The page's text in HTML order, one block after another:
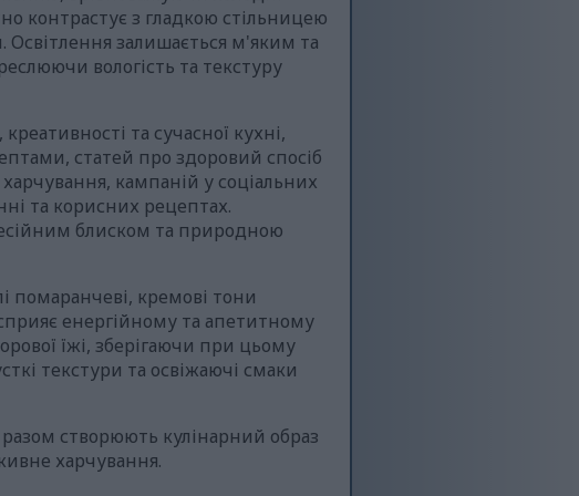
контрастує з гладкою стільницею
залишається м'яким та
вологість та текстуру
та сучасної кухні,
статей про здоровий спосіб
кампаній у соціальних
та корисних рецептах.
блиском та природною
помаранчеві, кремові тони
енергійному та апетитному
їжі, зберігаючи при цьому
текстури та освіжаючі смаки
разом створюють кулінарний образ
харчування.